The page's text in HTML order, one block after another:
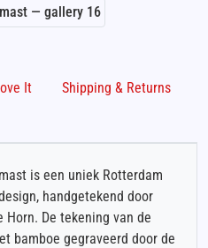
It Shipping & Returns
is een uniek Rotterdam
handgetekend door
De tekening van de
bamboe gegraveerd door de